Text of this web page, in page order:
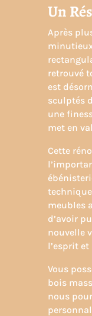
Un
Après
retrouvé
est
sculptés
une
met en
Cette
meubles
d’avoir
nouvelle
l’esprit
Vous
bois
nous